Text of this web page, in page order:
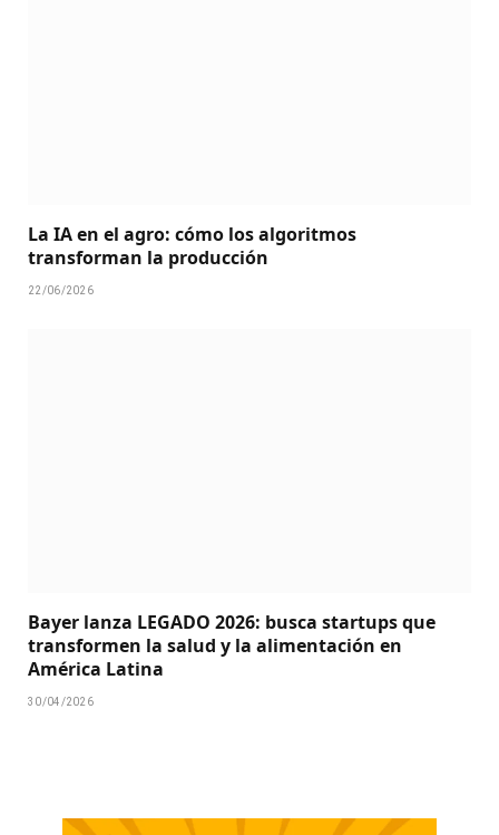
La IA en el agro: cómo los algoritmos
transforman la producción
22/06/2026
Bayer lanza LEGADO 2026: busca startups que
transformen la salud y la alimentación en
América Latina
30/04/2026